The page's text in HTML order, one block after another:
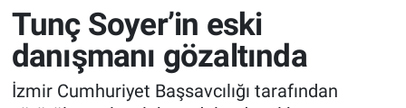
Tunç Soyer’in eski
danışmanı gözaltında
İzmir Cumhuriyet Başsavcılığı tarafından